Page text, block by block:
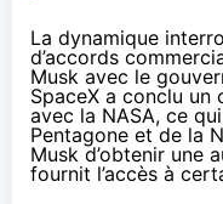
La dynamique
d’accords
Musk avec le
SpaceX a conclu
avec la NASA, ce
Pentagone et de la
Musk d’obtenir une
fournit l’accès à